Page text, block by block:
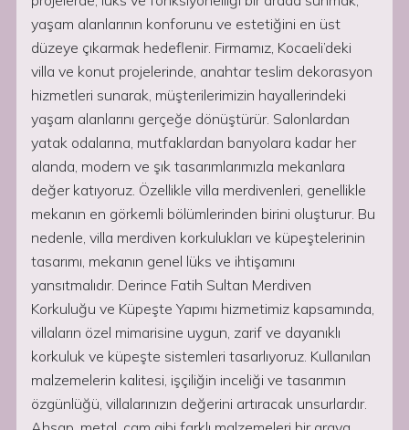
yaşam alanlarının konforunu ve estetiğini en üst
düzeye çıkarmak hedeflenir. Firmamız, Kocaeli’deki
villa ve konut projelerinde, anahtar teslim dekorasyon
hizmetleri sunarak, müşterilerimizin hayallerindeki
yaşam alanlarını gerçeğe dönüştürür. Salonlardan
yatak odalarına, mutfaklardan banyolara kadar her
alanda, modern ve şık tasarımlarımızla mekanlara
değer katıyoruz. Özellikle villa merdivenleri, genellikle
mekanın en görkemli bölümlerinden birini oluşturur. Bu
nedenle, villa merdiven korkulukları ve küpeştelerinin
tasarımı, mekanın genel lüks ve ihtişamını
yansıtmalıdır. Derince Fatih Sultan Merdiven
Korkuluğu ve Küpeşte Yapımı hizmetimiz kapsamında,
villaların özel mimarisine uygun, zarif ve dayanıklı
korkuluk ve küpeşte sistemleri tasarlıyoruz. Kullanılan
malzemelerin kalitesi, işçiliğin inceliği ve tasarımın
özgünlüğü, villalarınızın değerini artıracak unsurlardır.